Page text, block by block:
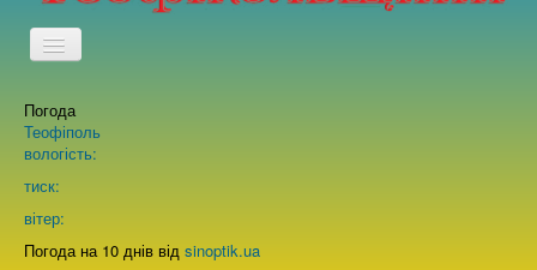
TPL_PROTOSTAR_TOGGLE_MENU
Про нас
Погода
Теофіполь
вологість:
тиск:
вітер:
Погода на 10 днів від sinoptik.ua